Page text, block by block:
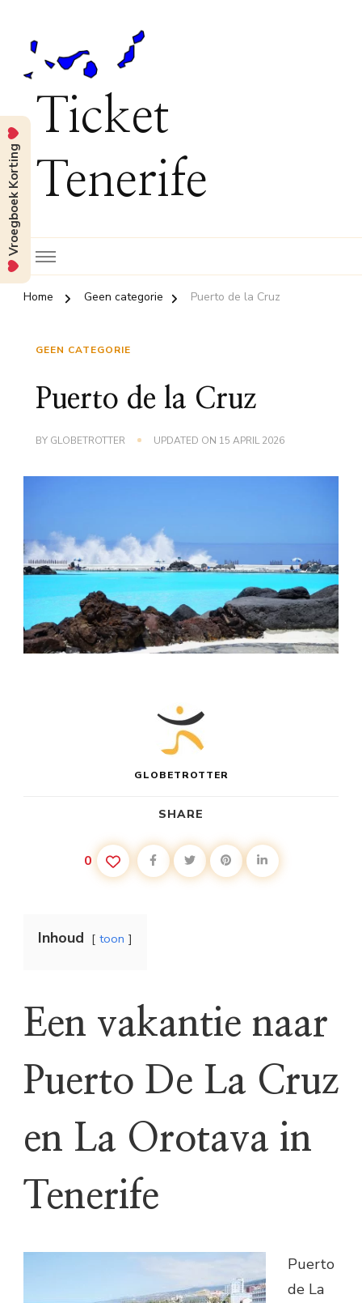
Ticket
Tenerife
Home Geen categorie Puerto de la Cruz
GEEN CATEGORIE
Puerto de la Cruz
BY GLOBETROTTER UPDATED ON 15 APRIL 2026
GLOBETROTTER
SHARE
0
Inhoud toon
Een vakantie naar
Puerto De La Cruz
en La Orotava in
Tenerife
Puerto
de La
Vroegboek Korting